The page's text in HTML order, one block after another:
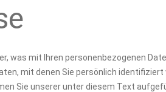
was mit Ihren personenbezogenen
mit denen Sie persönlich identifiziert
Sie unserer unter diesem Text